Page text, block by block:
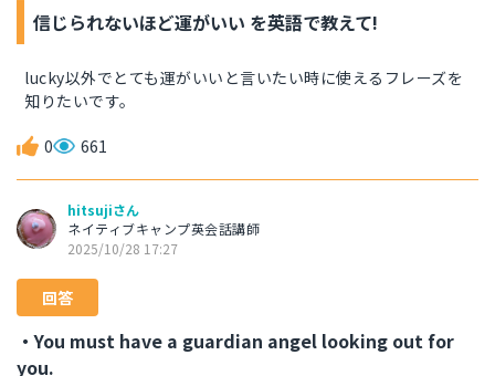
信じられないほど運がいい を英語で教えて!
lucky以外でとても運がいいと言いたい時に使えるフレーズを
知りたいです。
0 661
hitsujiさん
ネイティブキャンプ英会話講師
2025/10/28 17:27
回答
・You must have a guardian angel looking out for
you.